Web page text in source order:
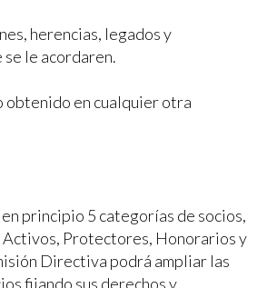
herencias, legados y
se le acordaren.
obtenido en cualquier otra
principio 5 categorías de socios,
Activos, Protectores, Honorarios y
Directiva podrá ampliar las
fijando sus derechos y